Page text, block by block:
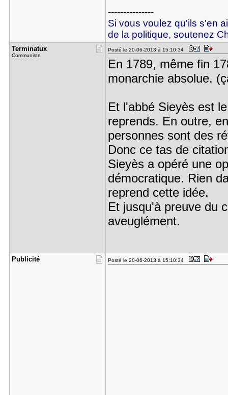
---------------
Si vous voulez qu'ils s'en
de la politique, soutenez
Terminatux
Communiste
Posté le 20-06-2013 à 15:10:34
En 1789, même fin
monarchie absolue.
Et l'abbé Sieyès est
reprends. En outre,
personnes sont des
Donc ce tas de
Sieyès a opéré une
démocratique. Rien
reprend cette idée.
Et jusqu'à preuve du
aveuglément.
Publicité Posté le 20-06-2013 à 15:10:34